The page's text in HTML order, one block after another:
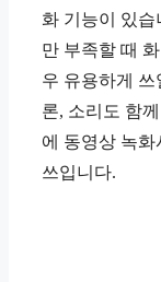
화 기능이 있
만 부족할 때
우 유용하게 쓰
론, 소리도 함
에 동영상 녹화
쓰입니다.